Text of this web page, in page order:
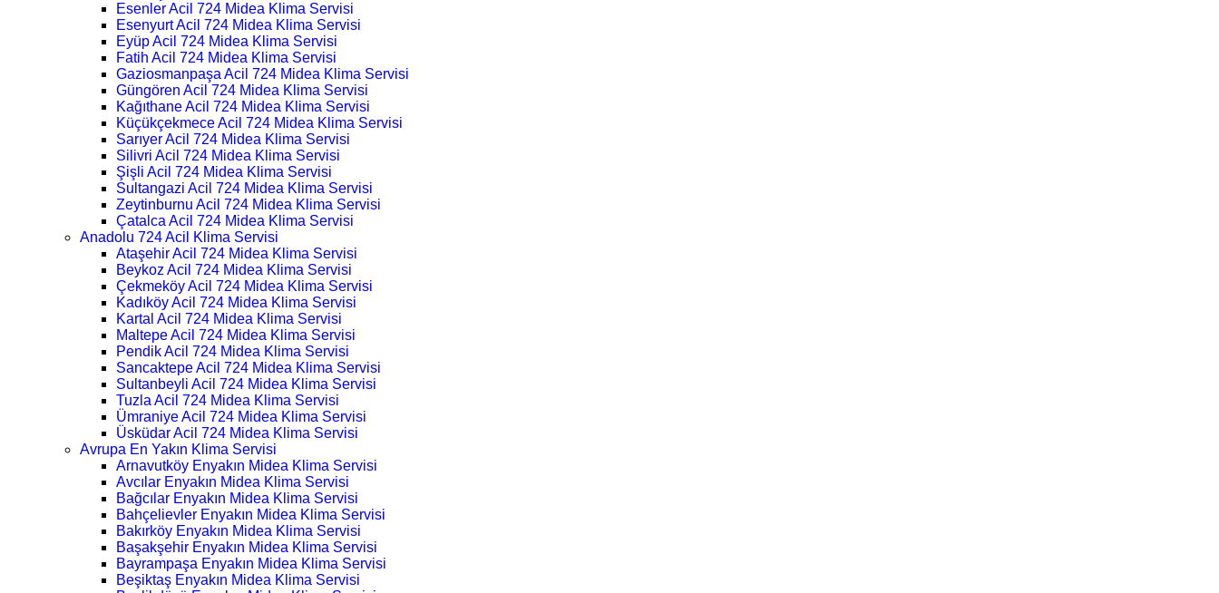
Esenler Acil 724 Midea Klima Servisi
Esenyurt Acil 724 Midea Klima Servisi
Eyüp Acil 724 Midea Klima Servisi
Fatih Acil 724 Midea Klima Servisi
Gaziosmanpaşa Acil 724 Midea Klima Servisi
Güngören Acil 724 Midea Klima Servisi
Kağıthane Acil 724 Midea Klima Servisi
Küçükçekmece Acil 724 Midea Klima Servisi
Sarıyer Acil 724 Midea Klima Servisi
Silivri Acil 724 Midea Klima Servisi
Şişli Acil 724 Midea Klima Servisi
Sultangazi Acil 724 Midea Klima Servisi
Zeytinburnu Acil 724 Midea Klima Servisi
Çatalca Acil 724 Midea Klima Servisi
Anadolu 724 Acil Klima Servisi
Ataşehir Acil 724 Midea Klima Servisi
Beykoz Acil 724 Midea Klima Servisi
Çekmeköy Acil 724 Midea Klima Servisi
Kadıköy Acil 724 Midea Klima Servisi
Kartal Acil 724 Midea Klima Servisi
Maltepe Acil 724 Midea Klima Servisi
Pendik Acil 724 Midea Klima Servisi
Sancaktepe Acil 724 Midea Klima Servisi
Sultanbeyli Acil 724 Midea Klima Servisi
Tuzla Acil 724 Midea Klima Servisi
Ümraniye Acil 724 Midea Klima Servisi
Üsküdar Acil 724 Midea Klima Servisi
Avrupa En Yakın Klima Servisi
Arnavutköy Enyakın Midea Klima Servisi
Avcılar Enyakın Midea Klima Servisi
Bağcılar Enyakın Midea Klima Servisi
Bahçelievler Enyakın Midea Klima Servisi
Bakırköy Enyakın Midea Klima Servisi
Başakşehir Enyakın Midea Klima Servisi
Bayrampaşa Enyakın Midea Klima Servisi
Beşiktaş Enyakın Midea Klima Servisi